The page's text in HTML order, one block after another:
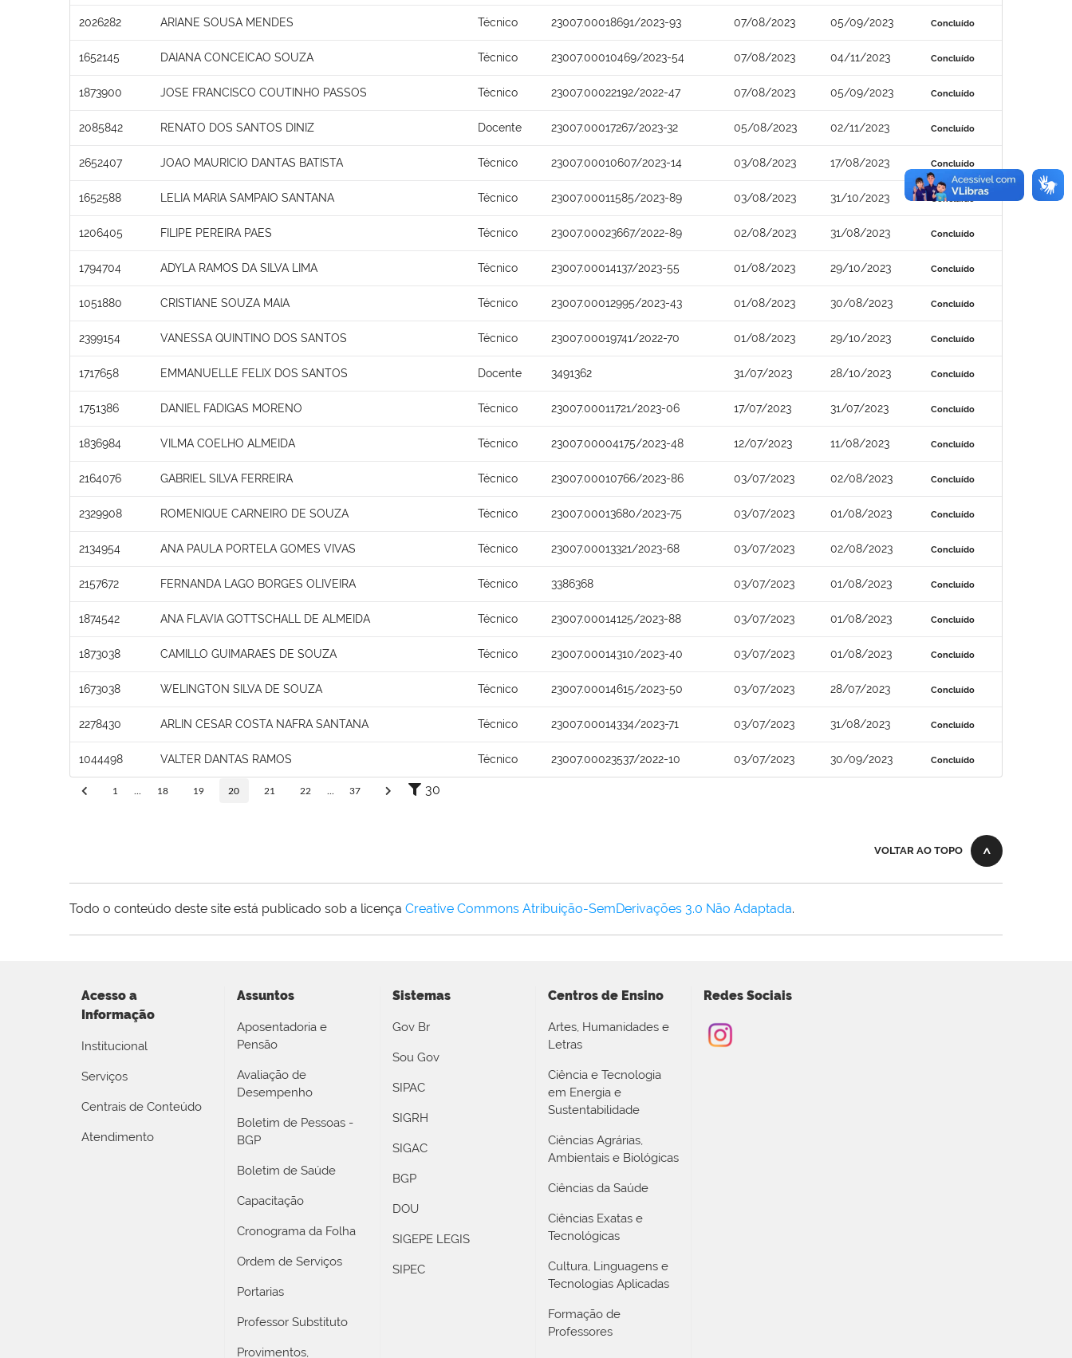
2026282 ARIANE SOUSA MENDES Técnico 23007.00018691/2023-93 07/08/2023 05/09/2023 Concluído
1652145 DAIANA CONCEICAO SOUZA Técnico 23007.00010469/2023-54 07/08/2023 04/11/2023 Concluído
1873900 JOSE FRANCISCO COUTINHO PASSOS Técnico 23007.00022192/2022-47 07/08/2023 05/09/2023 Concluído
2085842 RENATO DOS SANTOS DINIZ Docente 23007.00017267/2023-32 05/08/2023 02/11/2023 Concluído
2652407 JOAO MAURICIO DANTAS BATISTA Técnico 23007.00010607/2023-14 03/08/2023 17/08/2023 Concluído
1652588 LELIA MARIA SAMPAIO SANTANA Técnico 23007.00011585/2023-89 03/08/2023 31/10/2023 Concluído
1206405 FILIPE PEREIRA PAES Técnico 23007.00023667/2022-89 02/08/2023 31/08/2023 Concluído
1794704 ADYLA RAMOS DA SILVA LIMA Técnico 23007.00014137/2023-55 01/08/2023 29/10/2023 Concluído
1051880 CRISTIANE SOUZA MAIA Técnico 23007.00012995/2023-43 01/08/2023 30/08/2023 Concluído
2399154 VANESSA QUINTINO DOS SANTOS Técnico 23007.00019741/2022-70 01/08/2023 29/10/2023 Concluído
1717658 EMMANUELLE FELIX DOS SANTOS Docente 3491362 31/07/2023 28/10/2023 Concluído
1751386 DANIEL FADIGAS MORENO Técnico 23007.00011721/2023-06 17/07/2023 31/07/2023 Concluído
1836984 VILMA COELHO ALMEIDA Técnico 23007.00004175/2023-48 12/07/2023 11/08/2023 Concluído
2164076 GABRIEL SILVA FERREIRA Técnico 23007.00010766/2023-86 03/07/2023 02/08/2023 Concluído
2329908 ROMENIQUE CARNEIRO DE SOUZA Técnico 23007.00013680/2023-75 03/07/2023 01/08/2023 Concluído
2134954 ANA PAULA PORTELA GOMES VIVAS Técnico 23007.00013321/2023-68 03/07/2023 02/08/2023 Concluído
2157672 FERNANDA LAGO BORGES OLIVEIRA Técnico 3386368 03/07/2023 01/08/2023 Concluído
1874542 ANA FLAVIA GOTTSCHALL DE ALMEIDA Técnico 23007.00014125/2023-88 03/07/2023 01/08/2023 Concluído
1873038 CAMILLO GUIMARAES DE SOUZA Técnico 23007.00014310/2023-40 03/07/2023 01/08/2023 Concluído
1673038 WELINGTON SILVA DE SOUZA Técnico 23007.00014615/2023-50 03/07/2023 28/07/2023 Concluído
2278430 ARLIN CESAR COSTA NAFRA SANTANA Técnico 23007.00014334/2023-71 03/07/2023 31/08/2023 Concluído
1044498 VALTER DANTAS RAMOS Técnico 23007.00023537/2022-10 03/07/2023 30/09/2023 Concluído
1 18 19 20 21 22 37 30
VOLTAR AO TOPO
Todo o conteúdo deste site está publicado sob a licença Creative Commons Atribuição-SemDerivações 3.0 Não Adaptada.
Acesso a
Informação
Institucional
Serviços
Centrais de Conteúdo
Atendimento
Assuntos
Aposentadoria e
Pensão
Avaliação de
Desempenho
Boletim de Pessoas -
BGP
Boletim de Saúde
Capacitação
Cronograma da Folha
Ordem de Serviços
Portarias
Professor Substituto
Provimentos,
Sistemas
Gov Br
Sou Gov
SIPAC
SIGRH
SIGAC
BGP
DOU
SIGEPE LEGIS
SIPEC
Centros de Ensino
Artes, Humanidades e
Letras
Ciência e Tecnologia
em Energia e
Sustentabilidade
Ciências Agrárias,
Ambientais e Biológicas
Ciências da Saúde
Ciências Exatas e
Tecnológicas
Cultura, Linguagens e
Tecnologias Aplicadas
Formação de
Professores
Redes Sociais